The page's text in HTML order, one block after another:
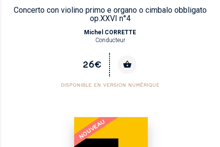
Concerto con violino primo e organo o cimbalo obbligato
op.XXVI n°4
Michel CORRETTE
Conducteur
26€
DISPONIBLE EN VERSION NUMÉRIQUE
NOUVEAU